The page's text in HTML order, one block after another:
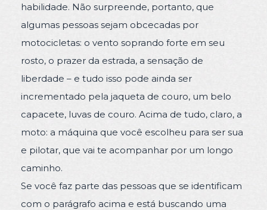
habilidade. Não surpreende, portanto, que
algumas pessoas sejam obcecadas por
motocicletas: o vento soprando forte em seu
rosto, o prazer da estrada, a sensação de
liberdade – e tudo isso pode ainda ser
incrementado pela jaqueta de couro, um belo
capacete, luvas de couro. Acima de tudo, claro, a
moto: a máquina que você escolheu para ser sua
e pilotar, que vai te acompanhar por um longo
caminho.
Se você faz parte das pessoas que se identificam
com o parágrafo acima e está buscando uma